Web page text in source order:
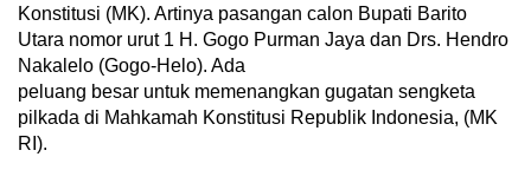
Konstitusi (MK). Artinya pasangan calon Bupati Barito
Utara nomor urut 1 H. Gogo Purman Jaya dan Drs. Hendro
Nakalelo (Gogo-Helo). Ada
peluang besar untuk memenangkan gugatan sengketa
pilkada di Mahkamah Konstitusi Republik Indonesia, (MK
RI).